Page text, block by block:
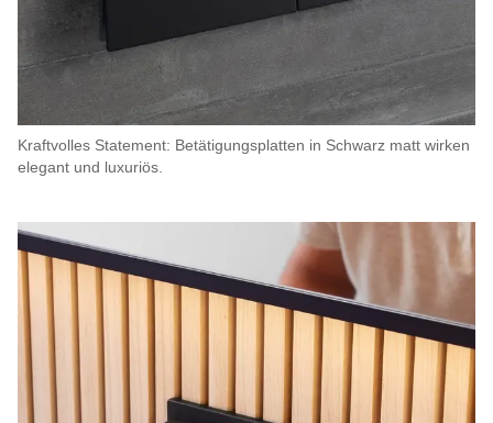
Kraftvolles Statement: Betätigungsplatten in Schwarz matt wirken
elegant und luxuriös.